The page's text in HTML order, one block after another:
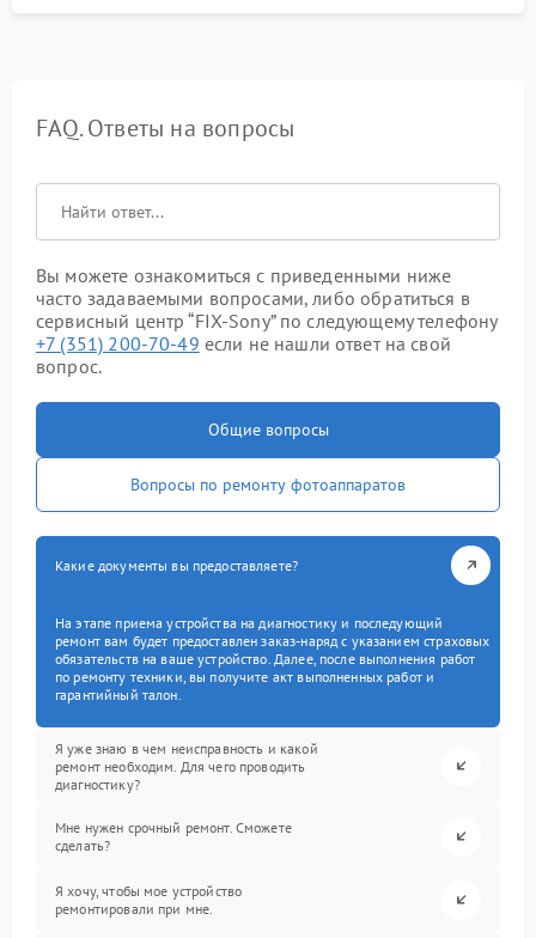
FAQ. Ответы на вопросы
Вы можете ознакомиться с приведенными ниже
часто задаваемыми вопросами, либо обратиться в
сервисный центр “FIX-Sony” по следующему телефону
+7 (351) 200-70-49 если не нашли ответ на свой
вопрос.
Общие вопросы
Вопросы по ремонту фотоаппаратов
Какие документы вы предоставляете?
На этапе приема устройства на диагностику и последующий
ремонт вам будет предоставлен заказ-наряд с указанием страховых
обязательств на ваше устройство. Далее, после выполнения работ
по ремонту техники, вы получите акт выполненных работ и
гарантийный талон.
Я уже знаю в чем неисправность и какой
ремонт необходим. Для чего проводить
диагностику?
Мне нужен срочный ремонт. Сможете
сделать?
Я хочу, чтобы мое устройство
ремонтировали при мне.